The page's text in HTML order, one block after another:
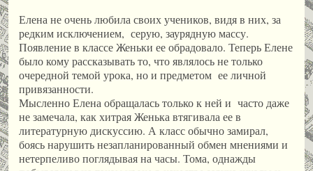
Елена не очень любила своих учеников, видя в них, за
редким исключением, серую, заурядную массу.
Появление в классе Женьки ее обрадовало. Теперь Елене
было кому рассказывать то, что являлось не только
очередной темой урока, но и предметом ее личной
привязанности.
Мысленно Елена обращалась только к ней и часто даже
не замечала, как хитрая Женька втягивала ее в
литературную дискуссию. А класс обычно замирал,
боясь нарушить незапланированный обмен мнениями и
нетерпеливо поглядывая на часы. Тома, однажды